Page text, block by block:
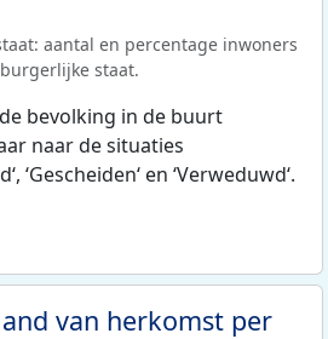
aantal en percentage inwoners
staat.
bevolking in de buurt
naar de situaties
‘Gescheiden‘ en ‘Verweduwd‘.
van herkomst per